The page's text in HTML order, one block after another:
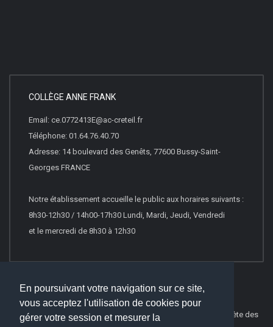
En poursuivant votre navigation sur ce site,
vous acceptez l'utilisation de cookies pour
gérer votre session et mesurer la
COLLÈGE ANNE FRANK
Email: ce.0772413E@ac-creteil.fr
Téléphone: 01.64.76.40.70
Adresse: 14 boulevard des Genêts, 77600 Bussy-Saint-
Georges FRANCE
Notre établissement accueille le public aux horaires suivants :
8h30-12h30 / 14h00-17h30 Lundi, Mardi, Jeudi, Vendredi
et le mercredi de 8h30 à 12h30
© 2023 Websco Innovations -Mentions Légales
Liste Complète des